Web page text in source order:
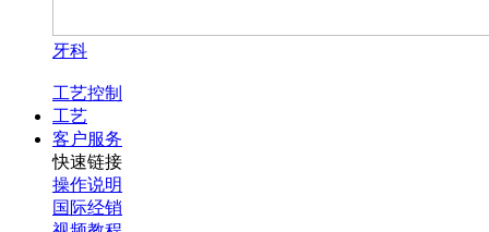
牙科
工艺控制
工艺
客户服务
快速链接
操作说明
国际经销